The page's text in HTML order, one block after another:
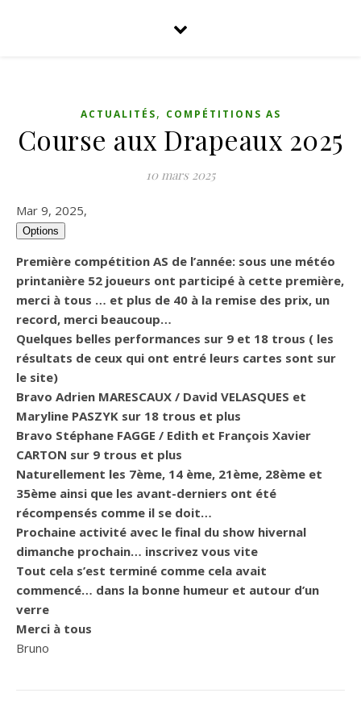
ACTUALITÉS, COMPÉTITIONS AS
Course aux Drapeaux 2025
10 mars 2025
Mar 9, 2025,
Options
Première compétition AS de l’année: sous une météo
printanière 52 joueurs ont participé à cette première,
merci à tous … et plus de 40 à la remise des prix, un
record, merci beaucoup…
Quelques belles performances sur 9 et 18 trous ( les
résultats de ceux qui ont entré leurs cartes sont sur
le site)
Bravo Adrien MARESCAUX / David VELASQUES et
Maryline PASZYK sur 18 trous et plus
Bravo Stéphane FAGGE / Edith et François Xavier
CARTON sur 9 trous et plus
Naturellement les 7ème, 14 ème, 21ème, 28ème et
35ème ainsi que les avant-derniers ont été
récompensés comme il se doit…
Prochaine activité avec le final du show hivernal
dimanche prochain… inscrivez vous vite
Tout cela s’est terminé comme cela avait
commencé… dans la bonne humeur et autour d’un
verre
Merci à tous
Bruno